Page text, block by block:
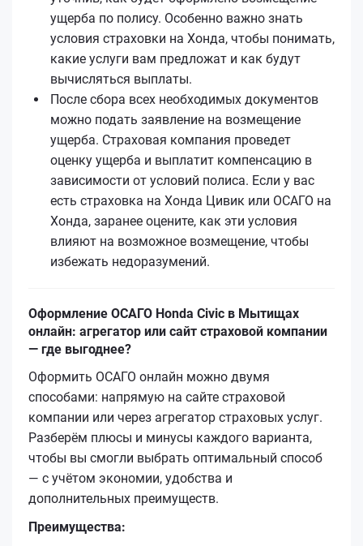
ущерба по полису. Особенно важно знать
условия страховки на Хонда, чтобы понимать,
какие услуги вам предложат и как будут
вычисляться выплаты.
После сбора всех необходимых документов
можно подать заявление на возмещение
ущерба. Страховая компания проведет
оценку ущерба и выплатит компенсацию в
зависимости от условий полиса. Если у вас
есть страховка на Хонда Цивик или ОСАГО на
Хонда, заранее оцените, как эти условия
влияют на возможное возмещение, чтобы
избежать недоразумений.
Оформление ОСАГО Honda Civic в Мытищах
онлайн: агрегатор или сайт страховой компании
— где выгоднее?
Оформить ОСАГО онлайн можно двумя
способами: напрямую на сайте страховой
компании или через агрегатор страховых услуг.
Разберём плюсы и минусы каждого варианта,
чтобы вы смогли выбрать оптимальный способ
— с учётом экономии, удобства и
дополнительных преимуществ.
Преимущества: